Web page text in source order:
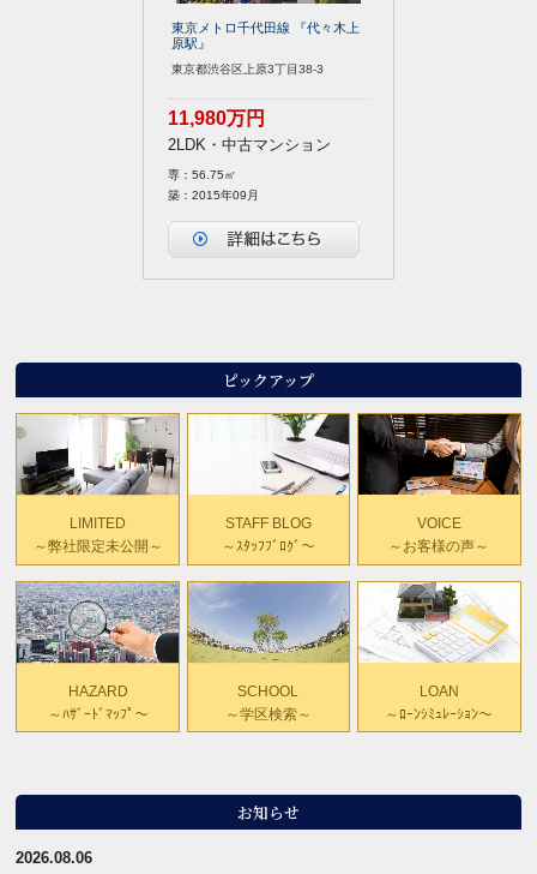
東京メトロ千代田線 『代々木上
原駅』
東京都渋谷区上原3丁目38-3
11,980万円
2LDK・中古マンション
専：56.75㎡
築：2015年09月
ピックアップ
LIMITED
～弊社限定未公開～
STAFF BLOG
～ｽﾀｯﾌﾌﾞﾛｸﾞ～
VOICE
～お客様の声～
HAZARD
～ﾊｻﾞｰﾄﾞﾏｯﾌﾟ～
SCHOOL
～学区検索～
LOAN
～ﾛｰﾝｼﾐｭﾚｰｼｮﾝ～
お知らせ
2026.08.06